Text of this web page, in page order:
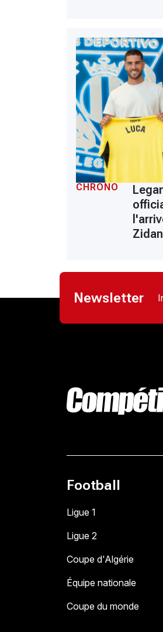
CHRONO
Newsletter
Football
Ligue 1
Ligue 2
Coupe d'Algérie
Équipe nationale
Coupe du monde